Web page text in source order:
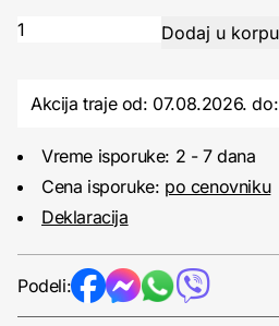
Akcija traje od: 07.08.2026.do:
Vreme isporuke: 2 - 7 dana
Cena isporuke: po cenovniku
Deklaracija
Podeli: